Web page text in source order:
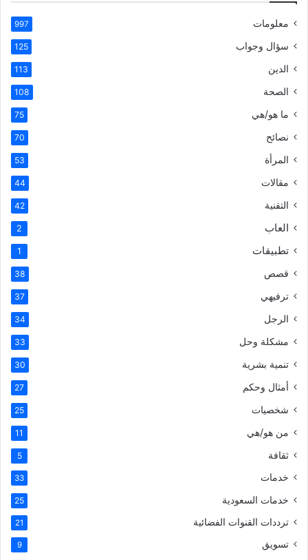
معلومات 997
سؤال وجواب 125
الدين 113
الصحة 108
ما هو/هي 75
نصائح 70
المرأة 53
مقالات 44
التقنية 42
العاب 2
تطبيقات 1
قصص 38
ترفيهي 37
الرجل 34
مشكلة وحل 33
تنمية بشرية 30
أمثال وحكم 27
شخصيات 25
من هو/هي 11
ثقافة 5
خدمات 33
خدمات السعودية 25
ترددات القنوات الفضائية 21
تسويق 9